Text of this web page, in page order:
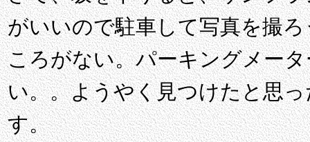
がいいので駐車して写真を撮
ころがない。パーキングメー
い。。ようやく見つけたと思
す。